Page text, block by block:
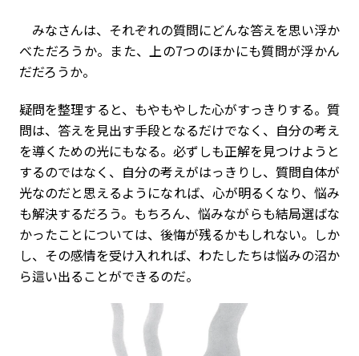
みなさんは、それぞれの質問にどんな答えを思い浮か
べただろうか。また、上の7つのほかにも質問が浮かん
だだろうか。
疑問を整理すると、もやもやした心がすっきりする。質
問は、答えを見出す手段となるだけでなく、自分の考え
を導くための光にもなる。必ずしも正解を見つけようと
するのではなく、自分の考えがはっきりし、質問自体が
光なのだと思えるようになれば、心が明るくなり、悩み
も解決するだろう。もちろん、悩みながらも結局選ばな
かったことについては、後悔が残るかもしれない。しか
し、その感情を受け入れれば、わたしたちは悩みの沼か
ら這い出ることができるのだ。